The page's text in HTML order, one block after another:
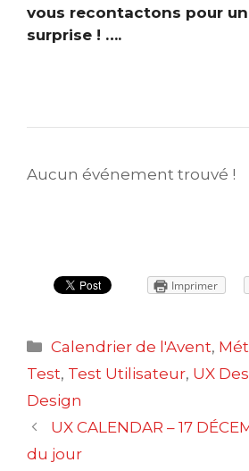
vous recontactons pour
surprise ! ….
Aucun événement trouvé !
Imprimer
Catégories
Calendrier de l'Avent,
Test, Test Utilisateur, UX
Design
Navigation
des
UX CALENDAR – 17
du jour